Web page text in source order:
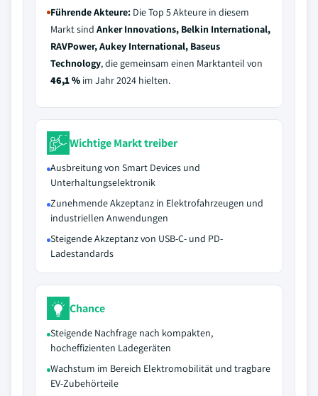
Führende Akteure: Die Top 5 Akteure in diesem
Markt sind Anker Innovations, Belkin International,
RAVPower, Aukey International, Baseus
Technology, die gemeinsam einen Marktanteil von
46,1 % im Jahr 2024 hielten.
Wichtige Markt treiber
Ausbreitung von Smart Devices und
Unterhaltungselektronik
Zunehmende Akzeptanz in Elektrofahrzeugen und
industriellen Anwendungen
Steigende Akzeptanz von USB-C- und PD-
Ladestandards
Chance
Steigende Nachfrage nach kompakten,
hocheffizienten Ladegeräten
Wachstum im Bereich Elektromobilität und tragbare
EV-Zubehörteile